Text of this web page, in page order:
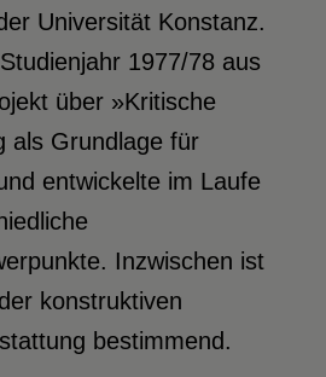
Universität Konstanz.
1977/78 aus
über »Kritische
als Grundlage für
entwickelte im Laufe
Inzwischen ist
konstruktiven
bestimmend.